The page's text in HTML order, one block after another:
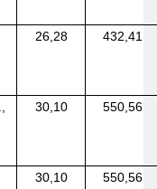
26,28 432,41
30,10 550,56
30,10 550,56